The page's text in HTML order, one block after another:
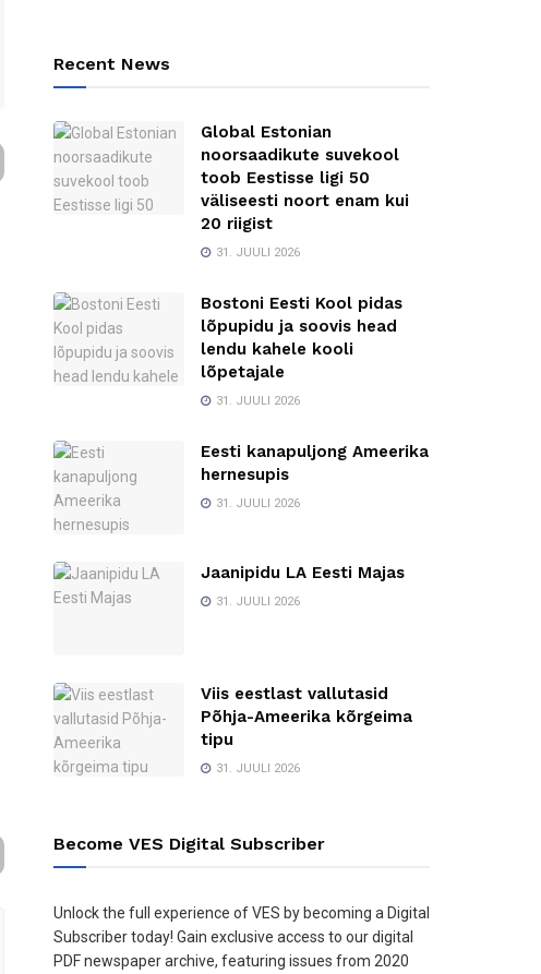
Recent News
Global Estonian
noorsaadikute suvekool
toob Eestisse ligi 50
väliseesti noort enam kui
20 riigist
31. JUULI 2026
Bostoni Eesti Kool pidas
lõpupidu ja soovis head
lendu kahele kooli
lõpetajale
31. JUULI 2026
Eesti kanapuljong Ameerika
hernesupis
31. JUULI 2026
Jaanipidu LA Eesti Majas
31. JUULI 2026
Viis eestlast vallutasid
Põhja-Ameerika kõrgeima
tipu
31. JUULI 2026
Become VES Digital Subscriber
Unlock the full experience of VES by becoming a Digital
Subscriber today! Gain exclusive access to our digital
PDF newspaper archive, featuring issues from 2020